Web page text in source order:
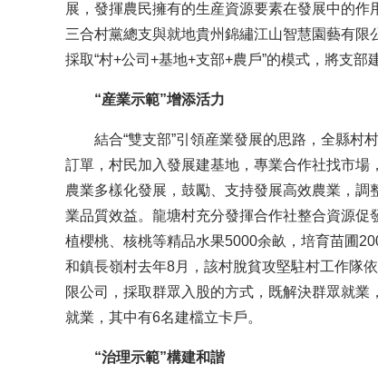
展，發揮農民擁有的生産資源要素在發展中的
三合村黨總支與就地貴州錦繡江山智慧園藝有限
採取“村+公司+基地+支部+農戶”的模式，將支
“産業示範”增添活力
結合“雙支部”引領産業發展的思路，全縣村
訂單，村民加入發展建基地，專業合作社找市
農業多樣化發展，鼓勵、支持發展高效農業，
業品質效益。龍塘村充分發揮合作社整合資源
植櫻桃、核桃等精品水果5000余畝，培育苗圃
和鎮長嶺村去年8月，該村脫貧攻堅駐村工作隊
限公司，採取群眾入股的方式，既解決群眾就
就業，其中有6名建檔立卡戶。
“治理示範”構建和諧